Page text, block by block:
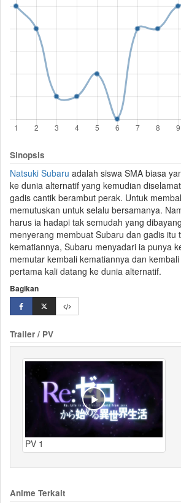
Sinopsis
Natsuki Subaru adalah siswa SMA biasa
ke dunia alternatif yang kemudian
gadis cantik berambut perak. Untuk
memutuskan untuk selalu bersamanya.
harus ia hadapi tak semudah yang
menyerang membuat Subaru dan gadis itu
kematiannya, Subaru menyadari ia punya
memutar kembali kematiannya dan
pertama kali datang ke dunia alternatif.
Bagikan
Trailer / PV
PV 1
Anime Terkait